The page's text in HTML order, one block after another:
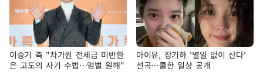
이승기 측 "차가원 전세금 미반환
은 고도의 사기 수법…엄벌 원해"
아이유, 장기하 '별일 없이 산다'
선곡…쿨한 일상 공개